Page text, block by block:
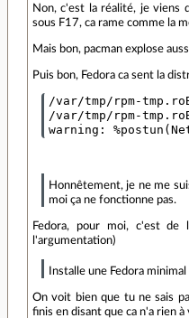
Non, c'est la réalité, je viens
sous F17, ca rame comme la
Mais bon, pacman explose
Puis bon, Fedora ca sent la
/var/tmp/rpm-
/var/tmp/rpm-
Honnêtement, je ne me
moi ça ne fonctionne pas.
Fedora, pour moi, c'est
l'argumentation)
Installe une Fedora
On voit bien que tu ne sais
finis en disant que ca n'a rien à